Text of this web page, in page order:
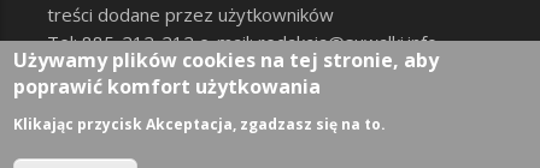
treści dodane przez użytkowników
Tel: 885-212-212 e-mail:redakcja@suwalki.info,
reklama@suwalki.info
RODO |Cookies
User account menu
Zaloguj
Używamy plików cookies na tej stronie, aby
poprawić komfort użytkowania
Klikając przycisk Akceptacja, zgadzasz się na to.